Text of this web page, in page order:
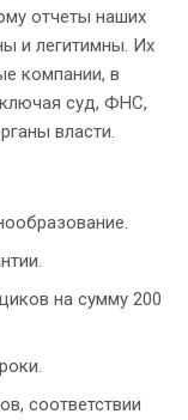
отчеты наших
и легитимны. Их
компании, в
суд, ФНС,
власти.
на сумму 200
соответствии